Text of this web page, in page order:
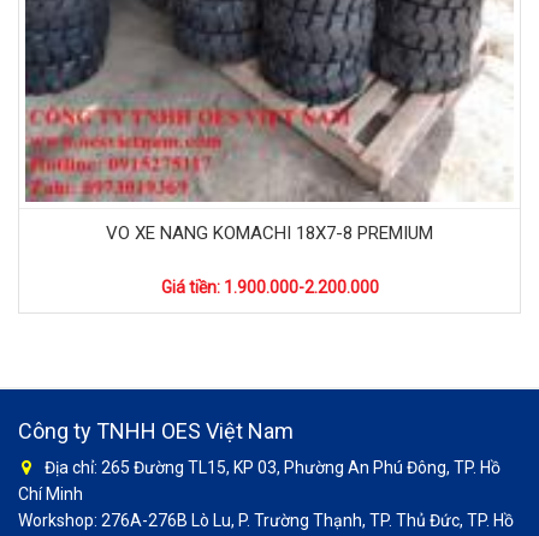
VO XE NANG KOMACHI 18X7-8 PREMIUM
Giá tiền: 1.900.000-2.200.000
Công ty TNHH OES Việt Nam
Địa chỉ: 265 Đường TL15, KP 03, Phường An Phú Đông, TP. Hồ
Chí Minh
Workshop: 276A-276B Lò Lu, P. Trường Thạnh, TP. Thủ Đức, TP. Hồ